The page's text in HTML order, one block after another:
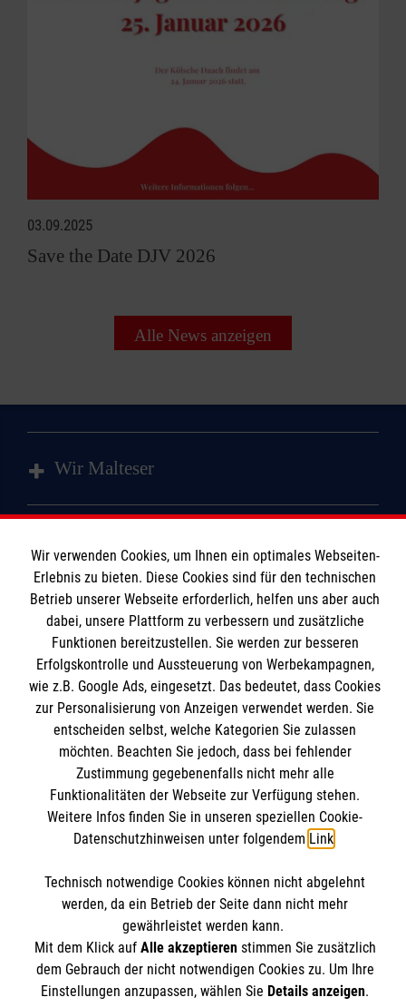
03.09.2025
Save the Date DJV 2026
Alle News anzeigen
Wir Malteser
Angebote und Leistungen
Mitarbeiten und Stellenangebote
Wir Malteser
Informationen
Kontakt
Impressum
Datenschutz
Barrierefreiheit
Malteser online
Malteserorden
Malteser Jugend
Malteser International
Mediathek
Sharepoint
Spendenkonto
Empfänger: Malteser Hilfsdienst e.V.
BIC: GENODED 1PA7
Der Malteser Hilfsdienst e.V. ist als eingetragene
gemeinnützige Organisation von der Körperschaft- und
Wir verwenden Cookies, um Ihnen ein optimales Webseiten-
Erlebnis zu bieten. Diese Cookies sind für den technischen
Betrieb unserer Webseite erforderlich, helfen uns aber auch
dabei, unsere Plattform zu verbessern und zusätzliche
Funktionen bereitzustellen. Sie werden zur besseren
Erfolgskontrolle und Aussteuerung von Werbekampagnen,
wie z.B. Google Ads, eingesetzt. Das bedeutet, dass Cookies
zur Personalisierung von Anzeigen verwendet werden. Sie
entscheiden selbst, welche Kategorien Sie zulassen
möchten. Beachten Sie jedoch, dass bei fehlender
Zustimmung gegebenenfalls nicht mehr alle
Funktionalitäten der Webseite zur Verfügung stehen.
Weitere Infos finden Sie in unseren speziellen Cookie-
Datenschutzhinweisen unter folgendem Link.
Technisch notwendige Cookies können nicht abgelehnt
werden, da ein Betrieb der Seite dann nicht mehr
gewährleistet werden kann.
Mit dem Klick auf Alle akzeptierenstimmen Sie zusätzlich
dem Gebrauch der nicht notwendigen Cookies zu. Um Ihre
Einstellungen anzupassen, wählen Sie Details anzeigen.